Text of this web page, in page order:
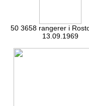
50 3658 rangerer i
13.09.1969